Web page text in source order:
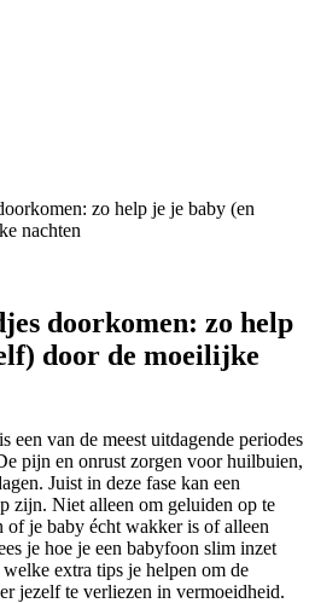
zo help je je baby (en
nachten
doorkomen: zo help
door de moeilijke
een van de meest uitdagende periodes
pijn en onrust zorgen voor huilbuien,
Juist in deze fase kan een
zijn. Niet alleen om geluiden op te
of je baby écht wakker is of alleen
je hoe je een babyfoon slim inzet
extra tips je helpen om de
jezelf te verliezen in vermoeidheid.